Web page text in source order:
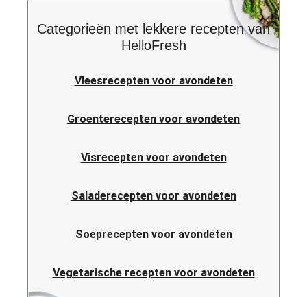
Categorieën met lekkere recepten van
HelloFresh
Vleesrecepten voor avondeten
Groenterecepten voor avondeten
Visrecepten voor avondeten
Saladerecepten voor avondeten
Soeprecepten voor avondeten
Vegetarische recepten voor avondeten